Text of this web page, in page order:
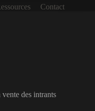
Contact
des intrants